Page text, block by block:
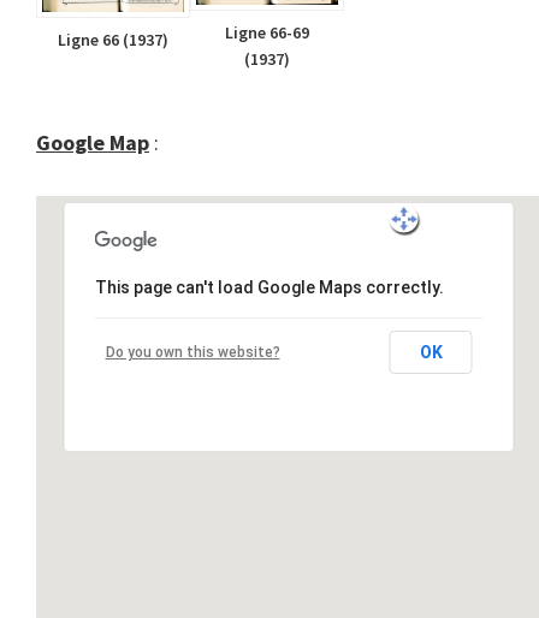
Ligne 66 (1937)
Ligne 66-69
(1937)
Google Map :
This page can't load Google Maps correctly.
Do you own this website? OK